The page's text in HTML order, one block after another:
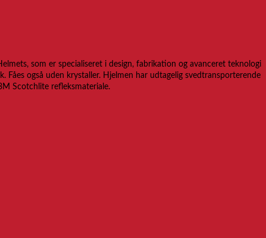
som er specialiseret i design, fabrikation og avanceret teknologi
også uden krystaller. Hjelmen har udtagelig svedtransporterende
Scotchlite refleksmateriale.